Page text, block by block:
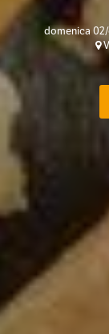
domenica